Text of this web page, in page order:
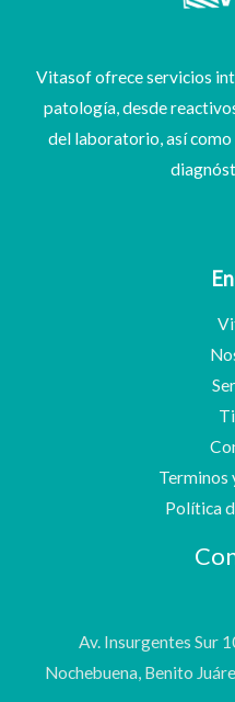
Vitasof ofrece servicios
patología, desde
del laboratorio, así
Terminos
Política
Av. Insurgentes Sur
Nochebuena, Benito